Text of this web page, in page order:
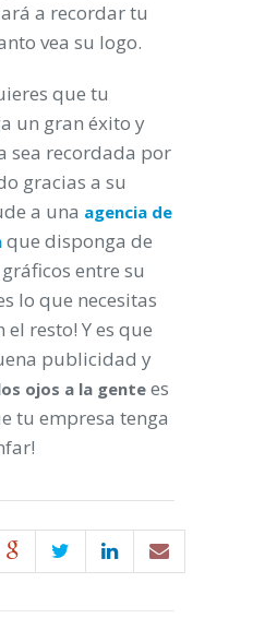
a recordar tu
vea su logo.
que tu
un gran éxito y
sea recordada por
gracias a su
a una agencia de
que disponga de
entre su
lo que necesitas
el resto! Y es que
publicidad y
ojos a la gente es
tu empresa tenga